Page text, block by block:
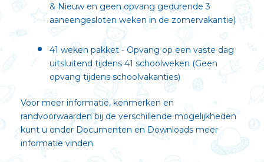
& Nieuw en geen opvang gedurende 3
aaneengesloten weken in de zomervakantie)
41 weken pakket - Opvang op een vaste dag
uitsluitend tijdens 41 schoolweken (Geen
opvang tijdens schoolvakanties)
Voor meer informatie, kenmerken en
randvoorwaarden bij de verschillende mogelijkheden
kunt u onder Documenten en Downloads meer
informatie vinden.